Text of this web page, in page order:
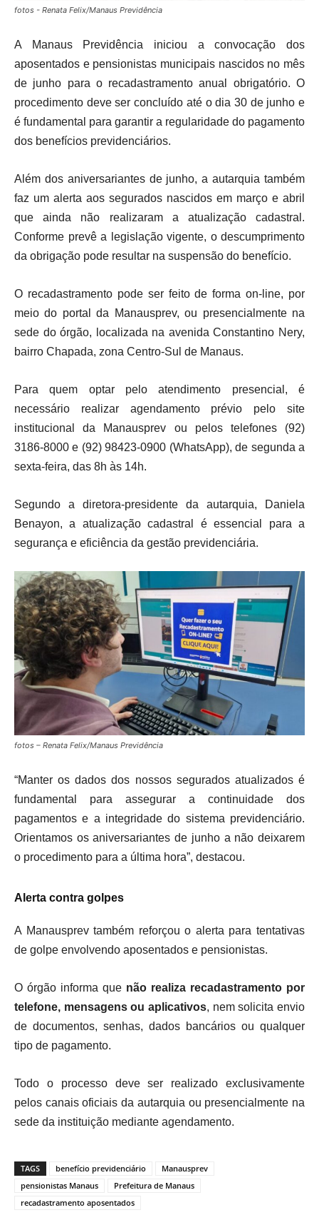
fotos - Renata Felix/Manaus Previdência
A Manaus Previdência iniciou a convocação dos
aposentados e pensionistas municipais nascidos no mês
de junho para o recadastramento anual obrigatório. O
procedimento deve ser concluído até o dia 30 de junho e
é fundamental para garantir a regularidade do pagamento
dos benefícios previdenciários.
Além dos aniversariantes de junho, a autarquia também
faz um alerta aos segurados nascidos em março e abril
que ainda não realizaram a atualização cadastral.
Conforme prevê a legislação vigente, o descumprimento
da obrigação pode resultar na suspensão do benefício.
O recadastramento pode ser feito de forma on-line, por
meio do portal da Manausprev, ou presencialmente na
sede do órgão, localizada na avenida Constantino Nery,
bairro Chapada, zona Centro-Sul de Manaus.
Para quem optar pelo atendimento presencial, é
necessário realizar agendamento prévio pelo site
institucional da Manausprev ou pelos telefones (92)
3186-8000 e (92) 98423-0900 (WhatsApp), de segunda a
sexta-feira, das 8h às 14h.
Segundo a diretora-presidente da autarquia,
Daniela
Benayon, a atualização cadastral é essencial para a
segurança e eficiência da gestão previdenciária.
fotos – Renata Felix/Manaus Previdência
“Manter os dados dos nossos segurados atualizados é
fundamental para assegurar a continuidade dos
pagamentos e a integridade do sistema previdenciário.
Orientamos os aniversariantes de junho a não deixarem
o procedimento para a última hora”, destacou.
Alerta contra golpes
A Manausprev também reforçou o alerta para tentativas
de golpe envolvendo aposentados e pensionistas.
O órgão informa que não realiza recadastramento por
telefone, mensagens ou aplicativos, nem solicita envio
de documentos, senhas, dados bancários ou qualquer
tipo de pagamento.
Todo o processo deve ser realizado exclusivamente
pelos canais oficiais da autarquia ou presencialmente na
sede da instituição mediante agendamento.
TAGS benefício previdenciário
Manausprev
pensionistas Manaus
Prefeitura de Manaus
recadastramento aposentados